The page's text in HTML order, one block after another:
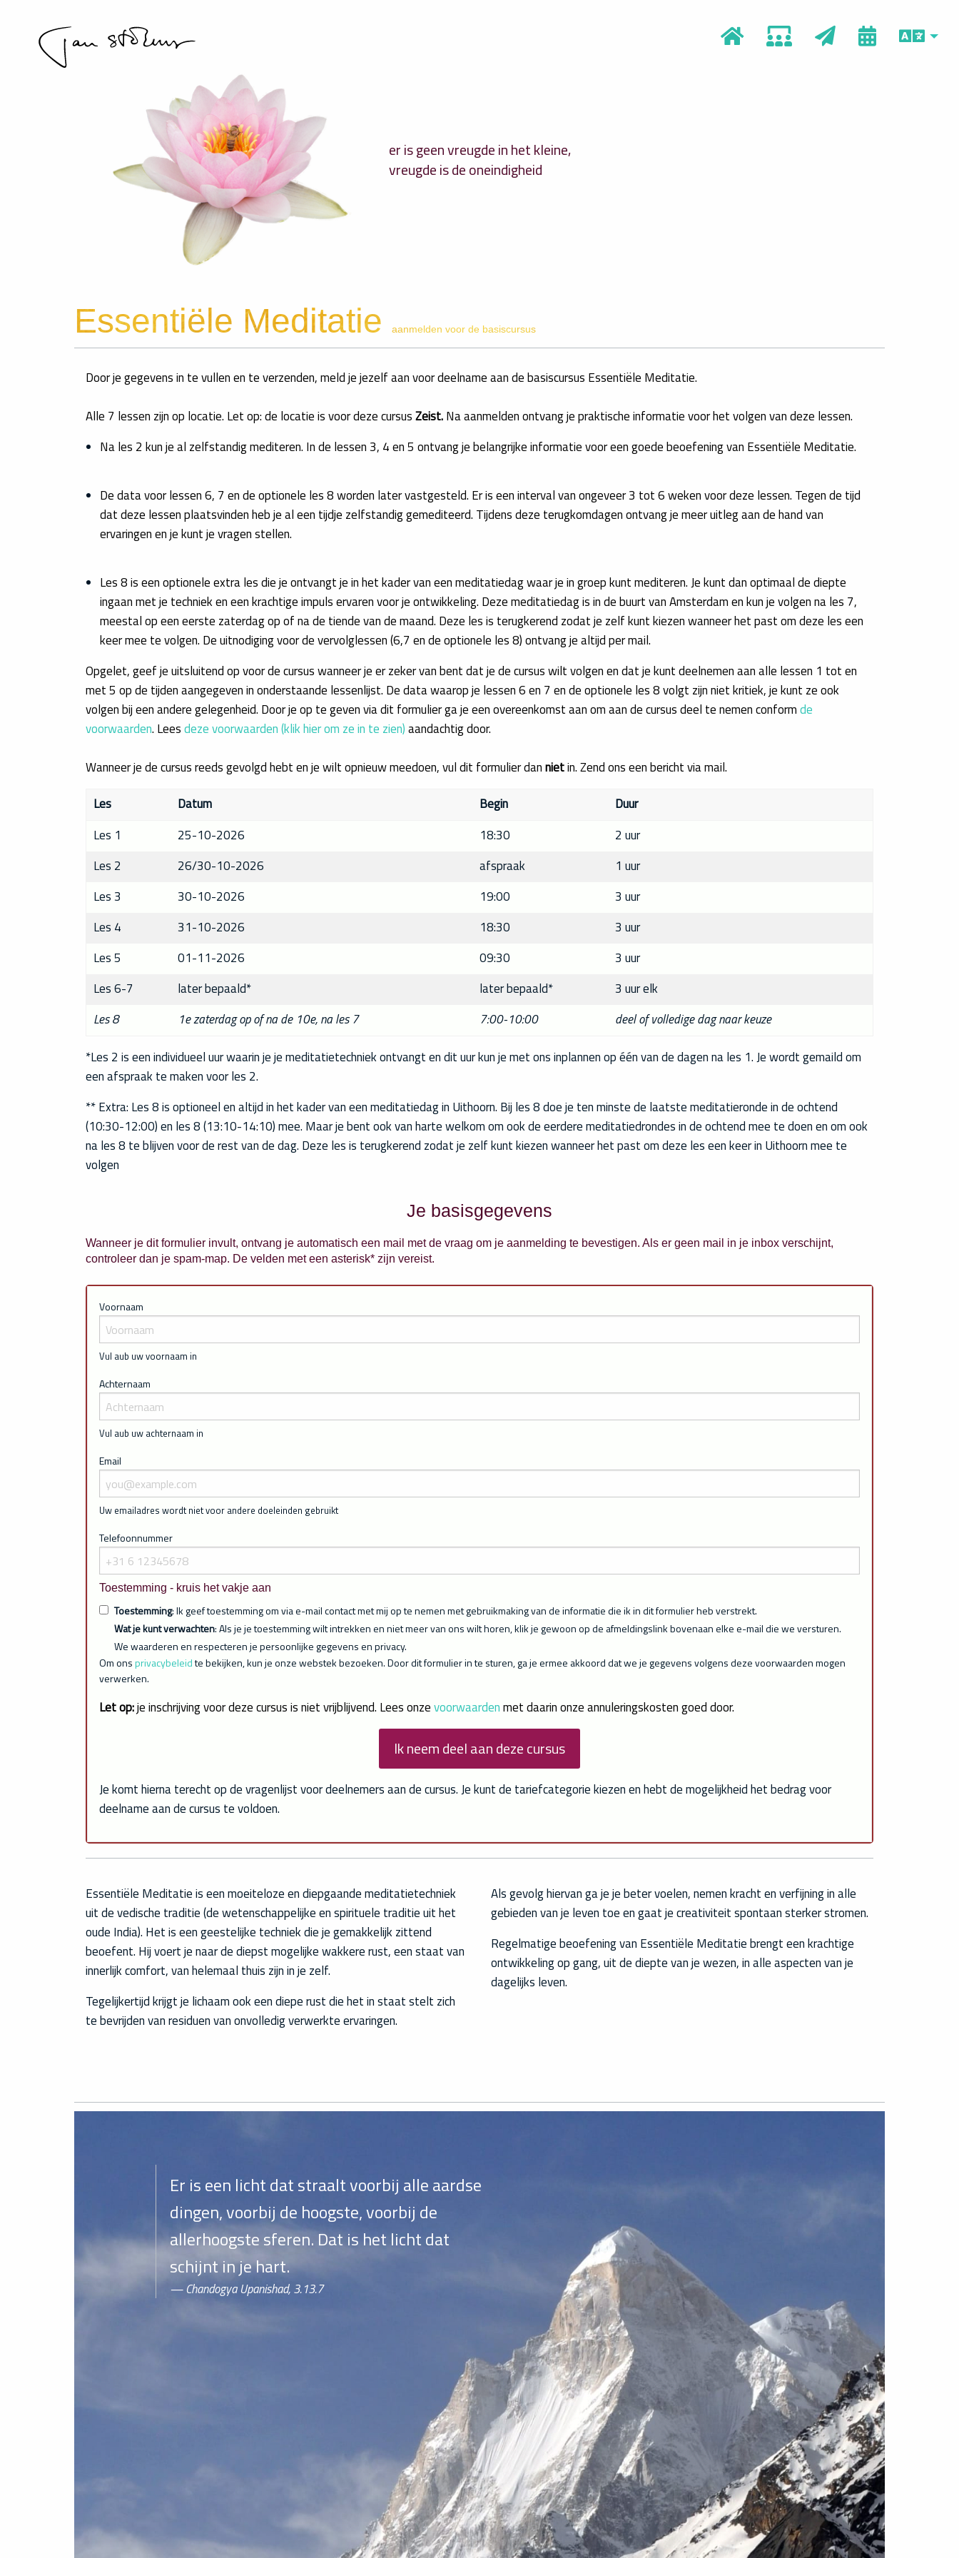
er is geen vreugde in het kleine,
vreugde is de oneindigheid
Essentiële Meditatie aanmelden voor de basiscursus
Door je gegevens in te vullen en te verzenden, meld je jezelf aan voor deelname aan de basiscursus Essentiële Meditatie.
Alle 7 lessen zijn op locatie. Let op: de locatie is voor deze cursusZeist.Na aanmelden ontvang je praktische informatie voor het volgen van deze lessen.
Na les 2 kun je al zelfstandig mediteren. In de lessen 3, 4 en 5 ontvang je belangrijke informatie voor een goede beoefening van Essentiële Meditatie.
De data voor lessen 6, 7 en de optionele les 8 worden later vastgesteld. Er is een interval van ongeveer 3 tot 6 weken voor deze lessen. Tegen de tijd
dat deze lessen plaatsvinden heb je al een tijdje zelfstandig gemediteerd. Tijdens deze terugkomdagen ontvang je meer uitleg aan de hand van
ervaringen en je kunt je vragen stellen.
Les 8 is een optionele extra les die je ontvangt je in het kader van een meditatiedag waar je in groep kunt mediteren. Je kunt dan optimaal de diepte
ingaan met je techniek en een krachtige impuls ervaren voor je ontwikkeling. Deze meditatiedag is in de buurt van Amsterdam en kun je volgen na les 7,
meestal op een eerste zaterdag op of na de tiende van de maand. Deze les is terugkerend zodat je zelf kunt kiezen wanneer het past om deze les een
keer mee te volgen. De uitnodiging voor de vervolglessen (6,7 en de optionele les 8) ontvang je altijd per mail.
Opgelet, geef je uitsluitend op voor de cursus wanneer je er zeker van bent dat je de cursus wilt volgen en dat je kunt deelnemen aan alle lessen 1 tot en
met 5 op de tijden aangegeven in onderstaande lessenlijst. De data waarop je lessen 6 en 7 en de optionele les 8 volgt zijn niet kritiek, je kunt ze ook
volgen bij een andere gelegenheid. Door je op te geven via dit formulier ga je een overeenkomst aan om aan de cursus deel te nemen conformde
voorwaarden. Leesdeze voorwaarden (klik hier om ze in te zien)aandachtig door.
Wanneer je de cursus reeds gevolgd hebt en je wilt opnieuw meedoen, vul dit formulier dannietin. Zend ons een bericht via mail.
Les
Datum Begin
Duur
Les 1
25-10-2026 18:30
2 uur
Les 2
26/30-10-2026 afspraak
1 uur
Les 3
30-10-2026 19:00
3 uur
Les 4
31-10-2026 18:30
3 uur
Les 5
01-11-2026 09:30
3 uur
Les 6-7
later bepaald* later bepaald*
3 uur elk
Les 8
1e zaterdag op of na de 10e, na les 7 7:00-10:00 deel of volledige dag naar keuze
*Les 2 is een individueel uur waarin je je meditatietechniek ontvangt en dit uur kun je met ons inplannen op één van de dagen na les 1. Je wordt gemaild om
een afspraak te maken voor les 2.
** Extra: Les 8 is optioneel en altijd in het kader van een meditatiedag in Uithoorn. Bij les 8 doe je ten minste de laatste meditatieronde in de ochtend
(10:30-12:00) en les 8 (13:10-14:10) mee. Maar je bent ook van harte welkom om ook de eerdere meditatiedrondes in de ochtend mee te doen en om ook
na les 8 te blijven voor de rest van de dag. Deze les is terugkerend zodat je zelf kunt kiezen wanneer het past om deze les een keer in Uithoorn mee te
volgen
Je basisgegevens
Wanneer je dit formulier invult, ontvang je automatisch een mail met de vraag om je aanmelding te bevestigen. Als er geen mail in je inbox verschijnt,
controleer dan je spam-map. De velden met een asterisk* zijn vereist.
Voornaam
Vul aub uw voornaam in
Achternaam
Vul aub uw achternaam in
Email
Uw emailadres wordt niet voor andere doeleinden gebruikt
Telefoonnummer
Toestemming - kruis het vakje aan
Toestemming: Ik geef toestemming om via e-mail contact met mij op te nemen met gebruikmaking van de informatie die ik in dit formulier heb verstrekt.
Wat je kunt verwachten: Als je je toestemming wilt intrekken en niet meer van ons wilt horen, klik je gewoon op de afmeldingslink bovenaan elke e-mail die we versturen.
We waarderen en respecteren je persoonlijke gegevens en privacy.
Om onsprivacybeleidte bekijken, kun je onze webstek bezoeken. Door dit formulier in te sturen, ga je ermee akkoord dat we je gegevens volgens deze voorwaarden mogen
verwerken.
Let op:je inschrijving voor deze cursus is niet vrijblijvend. Lees onzevoorwaardenmet daarin onze annuleringskosten goed door.
Ik neem deel aan deze cursus
Je komt hierna terecht op de vragenlijst voor deelnemers aan de cursus. Je kunt de tariefcategorie kiezen en hebt de mogelijkheid het bedrag voor
deelname aan de cursus te voldoen.
Essentiële Meditatie is een moeiteloze en diepgaande meditatietechniek
uit de vedische traditie (de wetenschappelijke en spirituele traditie uit het
oude India). Het is een geestelijke techniek die je gemakkelijk zittend
beoefent. Hij voert je naar de diepst mogelijke wakkere rust, een staat van
innerlijk comfort, van helemaal thuis zijn in je zelf.
Tegelijkertijd krijgt je lichaam ook een diepe rust die het in staat stelt zich
te bevrijden van residuen van onvolledig verwerkte ervaringen.
Als gevolg hiervan ga je je beter voelen, nemen kracht en verfijning in alle
gebieden van je leven toe en gaat je creativiteit spontaan sterker stromen.
Regelmatige beoefening van Essentiële Meditatie brengt een krachtige
ontwikkeling op gang, uit de diepte van je wezen, in alle aspecten van je
dagelijks leven.
Er is een licht dat straalt voorbij alle aardse
dingen, voorbij de hoogste, voorbij de
allerhoogste sferen. Dat is het licht dat
schijnt in je hart.
Chandogya Upanishad, 3.13.7